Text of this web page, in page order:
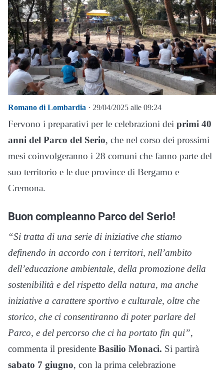
Romano di Lombardia · 29/04/2025 alle 09:24
Fervono i preparativi per le celebrazioni dei primi 40
anni del Parco del Serio, che nel corso dei prossimi
mesi coinvolgeranno i 28 comuni che fanno parte del
suo territorio e le due province di Bergamo e
Cremona.
Buon compleanno Parco del Serio!
“Si tratta di una serie di iniziative che stiamo
definendo in accordo con i territori, nell’ambito
dell’educazione ambientale, della promozione della
sostenibilità e del rispetto della natura, ma anche
iniziative a carattere sportivo e culturale, oltre che
storico, che ci consentiranno di poter parlare del
Parco, e del percorso che ci ha portato fin qui”,
commenta il presidente Basilio Monaci. Si partirà
sabato 7 giugno, con la prima celebrazione